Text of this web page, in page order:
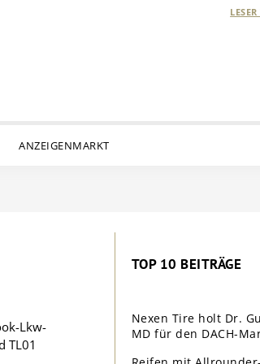
ANZEIGENMARKT
Lkw-
TL01
TOP 10 BEITRÄGE
Nexen Tire holt Dr.
MD für den DACH-